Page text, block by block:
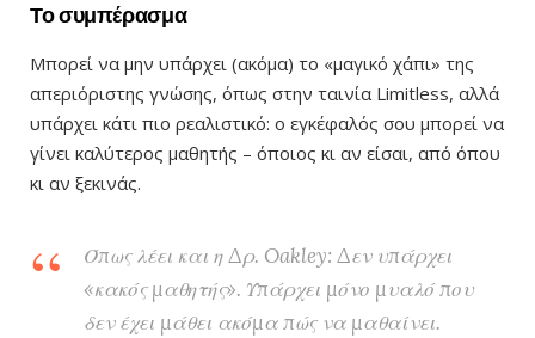
Το συμπέρασμα
Μπορεί να μην υπάρχει (ακόμα) το «μαγικό χάπι» της
απεριόριστης γνώσης, όπως στην ταινία Limitless, αλλά
υπάρχει κάτι πιο ρεαλιστικό: ο εγκέφαλός σου μπορεί να
γίνει καλύτερος μαθητής – όποιος κι αν είσαι, από όπου
κι αν ξεκινάς.
Όπως λέει και η Δρ. Oakley: Δεν υπάρχει
«κακός μαθητής». Υπάρχει μόνο μυαλό που
δεν έχει μάθει ακόμα πώς να μαθαίνει.